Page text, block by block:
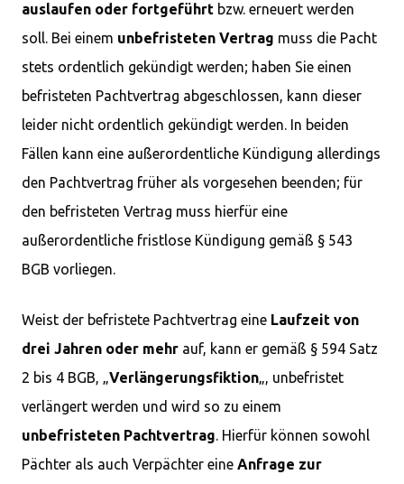
auslaufen oder fortgeführt bzw. erneuert werden
soll. Bei einem unbefristeten Vertrag muss die Pacht
stets ordentlich gekündigt werden; haben Sie einen
befristeten Pachtvertrag abgeschlossen, kann dieser
leider nicht ordentlich gekündigt werden. In beiden
Fällen kann eine außerordentliche Kündigung allerdings
den Pachtvertrag früher als vorgesehen beenden; für
den befristeten Vertrag muss hierfür eine
außerordentliche fristlose Kündigung gemäß § 543
BGB vorliegen.
Weist der befristete Pachtvertrag eine Laufzeit von
drei Jahren oder mehr auf, kann er gemäß § 594 Satz
2 bis 4 BGB, „Verlängerungsfiktion„, unbefristet
verlängert werden und wird so zu einem
unbefristeten Pachtvertrag. Hierfür können sowohl
Pächter als auch Verpächter eine Anfrage zur